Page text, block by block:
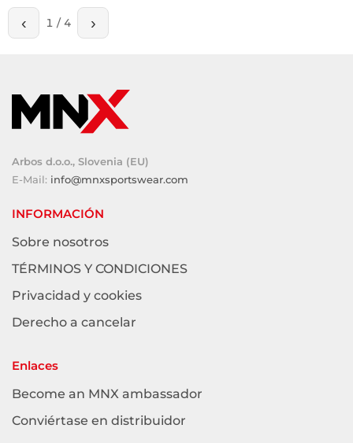
‹ 1 /4 ›
Arbos d.o.o., Slovenia (EU)
E-Mail: info@mnxsportswear.com
INFORMACIÓN
Sobre nosotros
TÉRMINOS Y CONDICIONES
Privacidad y cookies
Derecho a cancelar
Enlaces
Become an MNX ambassador
Conviértase en distribuidor